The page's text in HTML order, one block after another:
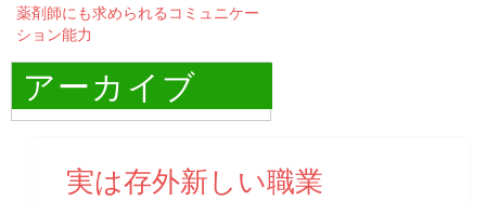
薬剤師にも求められるコミュニケー
ション能力
アーカイブ
実は存外新しい職業